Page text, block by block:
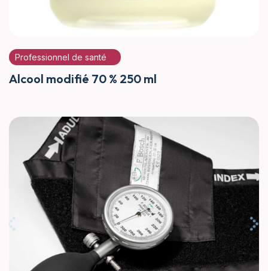
Professionnel de santé
Alcool modifié 70 % 250 ml